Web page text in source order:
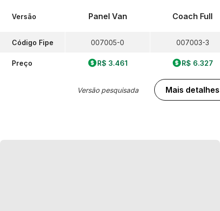
Versão
Código Fipe
Preço
Panel Van
007005-0
R$ 3.461
Versão pesquisada
Coach Full
007003-3
R$ 6.327
Mais detalhes